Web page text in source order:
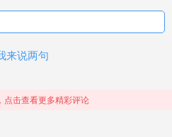
来说两句
点击查看更多精彩评论